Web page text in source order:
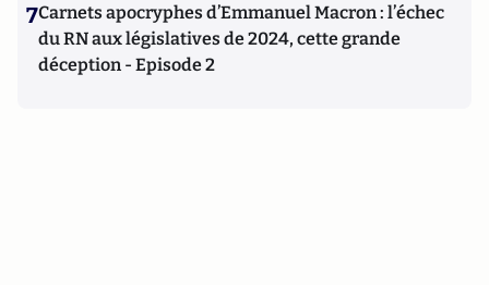
7Carnets apocryphes d’Emmanuel Macron : l’échec
du RN aux législatives de 2024, cette grande
déception - Episode 2